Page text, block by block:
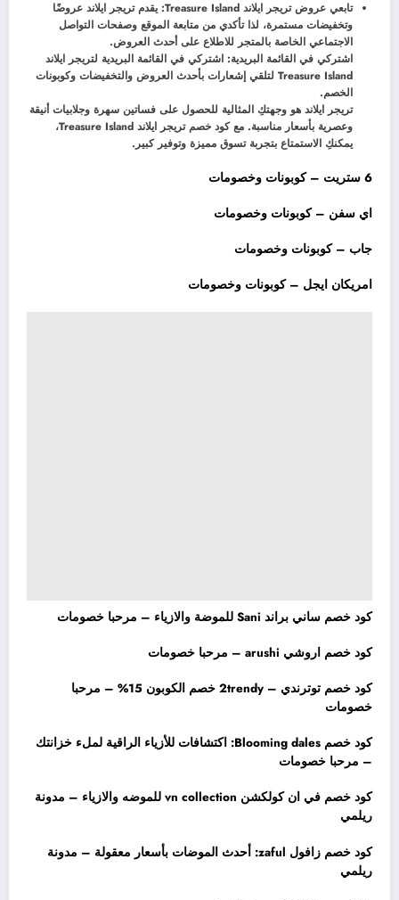
تابعي عروض تريجر ايلاند Treasure Island: يقدم تريجر ايلاند عروضًا
وتخفيضات مستمرة، لذا تأكدي من متابعة الموقع وصفحات التواصل
الاجتماعي الخاصة بالمتجر للاطلاع على أحدث العروض.
اشتركي في القائمة البريدية: اشتركي في القائمة البريدية لتريجر ايلاند
Treasure Island لتلقي إشعارات بأحدث العروض والتخفيضات وكوبونات
الخصم.
تريجر ايلاند هو وجهتكِ المثالية للحصول على فساتين سهرة وجلابيات أنيقة
وعصرية بأسعار مناسبة. مع كود خصم تريجر ايلاند Treasure Island،
يمكنكِ الاستمتاع بتجربة تسوق مميزة وتوفير كبير.
6 ستريت – كوبونات وخصومات
اي سفن – كوبونات وخصومات
جاب – كوبونات وخصومات
امريكان ايجل – كوبونات وخصومات
كود خصم ساني براند Sani للموضة والازياء – مرحبا خصومات
كود خصم اروشي arushi – مرحبا خصومات
كود خصم توترندي – 2trendy خصم الكوبون 15% – مرحبا
خصومات
كود خصم Blooming dales: اكتشافات للأزياء الراقية لملء خزانتك
– مرحبا خصومات
كود خصم في ان كولكشن vn collection للموضه والازياء – مدونة
ريلمي
كود خصم زافول zaful: أحدث الموضات بأسعار معقولة – مدونة
ريلمي